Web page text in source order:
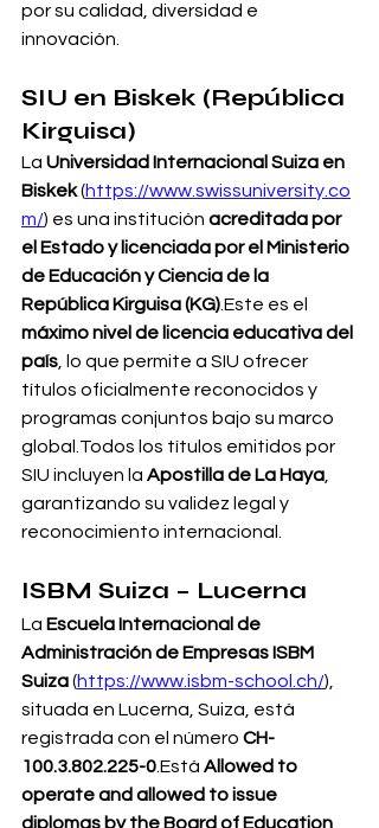
por su calidad, diversidad e
innovación.
SIU en Biskek (República
Kirguisa)
La Universidad Internacional Suiza en
Biskek (https://www.swissuniversity.co
m/) es una institución acreditada por
el Estado y licenciada por el Ministerio
de Educación y Ciencia de la
República Kirguisa (KG).Este es el
máximo nivel de licencia educativa del
país , lo que permite a SIU ofrecer
títulos oficialmente reconocidos y
programas conjuntos bajo su marco
global.Todos los títulos emitidos por
SIU incluyen la Apostilla de La Haya
garantizando su validez legal y
reconocimiento internacional.
ISBM Suiza – Lucerna
La Escuela Internacional de
Administración de Empresas ISBM
Suiza (https://www.isbm-school.ch/),
situada en Lucerna, Suiza, está
registrada con el número CH-
100.3.802.225-0.Está Allowed to
operate and allowed to issue
diplomas by the Board of Education